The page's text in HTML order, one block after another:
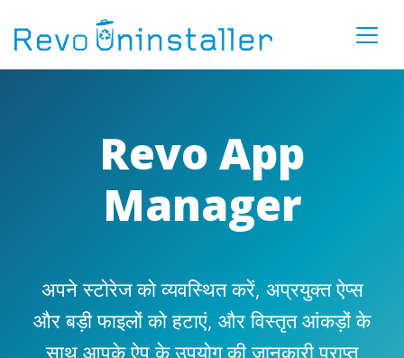
Revo App
Manager
अपने स्टोरेज को व्यवस्थित करें, अप्रयुक्त ऐप्स
और बड़ी फाइलों को हटाएं, और विस्तृत आंकड़ों के
साथ आपके ऐप के उपयोग की जानकारी प्राप्त